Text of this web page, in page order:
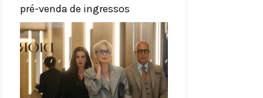
pré-venda de ingressos